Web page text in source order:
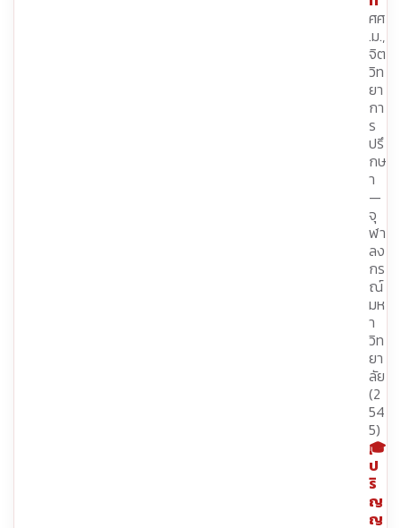
ศศ
.ม.,
จิต
วิท
ยา
กา
ร
ปรึ
กษ
า
—
จุ
ฬา
ลง
กร
ณ์
มห
า
วิท
ยา
ลัย
(2
54
5)
🎓
ป
ริ
ญ
ญ